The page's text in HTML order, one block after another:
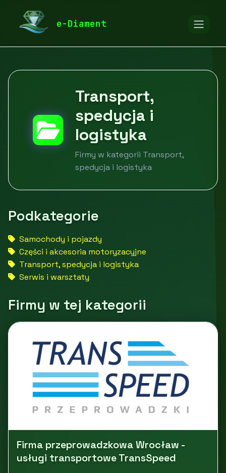
e-Diament
diamentspa.pl
Transport, spedycja i logistyka
Transport,
spedycja i
logistyka
Firmy w kategorii Transport,
spedycja i logistyka
Podkategorie
Samochody i pojazdy
Części i akcesoria motoryzacyjne
Transport, spedycja i logistyka
Serwis i warsztaty
Firmy w tej kategorii
Firma przeprowadzkowa Wrocław -
usługi transportowe TransSpeed